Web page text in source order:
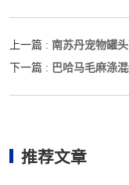
上一篇 : 南苏丹宠物罐
下一篇 : 巴哈马毛麻涤
推荐文章